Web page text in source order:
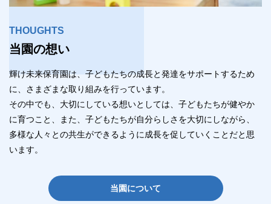
THOUGHTS
当園の想い
輝け未来保育園は、子どもたちの成長と発達をサポートするため
に、さまざまな取り組みを行っています。
その中でも、大切にしている想いとしては、子どもたちが健やか
に育つこと、また、子どもたちが自分らしさを大切にしながら、
多様な人々との共生ができるように成長を促していくことだと思
います。
当園について